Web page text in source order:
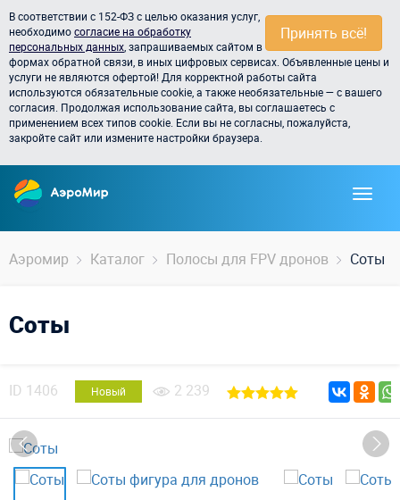
Принять всё!
В соответствии с 152-ФЗ с целью оказания услуг,
необходимосогласие на обработку
персональных данных , запрашиваемых сайтом в
формах обратной связи, в иных цифровых сервисах. Объявленные цены и
услуги не являются офертой! Для корректной работы сайта
используются обязательные cookie, а также необязательные — с вашего
согласия. Продолжая использование сайта, вы соглашаетесь с
применением всех типов cookie. Если вы не согласны, пожалуйста,
закройте сайт или измените настройки браузера.
Аэромир Каталог Полосы для FPV дронов Соты
Соты
ID 1406 Новый 2 239